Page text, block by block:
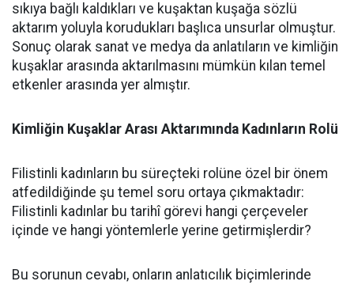
sıkıya bağlı kaldıkları ve kuşaktan kuşağa sözlü
aktarım yoluyla korudukları başlıca unsurlar olmuştur.
Sonuç olarak sanat ve medya da anlatıların ve kimliğin
kuşaklar arasında aktarılmasını mümkün kılan temel
etkenler arasında yer almıştır.
Kimliğin Kuşaklar Arası Aktarımında Kadınların Rolü
Filistinli kadınların bu süreçteki rolüne özel bir önem
atfedildiğinde şu temel soru ortaya çıkmaktadır:
Filistinli kadınlar bu tarihî görevi hangi çerçeveler
içinde ve hangi yöntemlerle yerine getirmişlerdir?
Bu sorunun cevabı, onların anlatıcılık biçimlerinde